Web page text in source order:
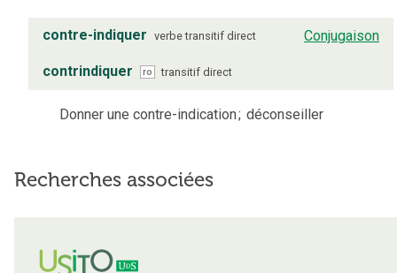
contre-indiquer verbe transitif direct Conjugaison
contrindiquer ro transitif direct
Donner une contre-indication; déconseiller
Recherches associées